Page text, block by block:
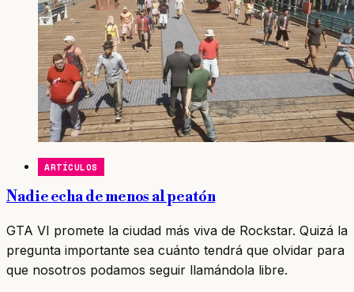
ARTÍCULOS
Nadie echa de menos al peatón
GTA VI promete la ciudad más viva de Rockstar. Quizá la
pregunta importante sea cuánto tendrá que olvidar para
que nosotros podamos seguir llamándola libre.